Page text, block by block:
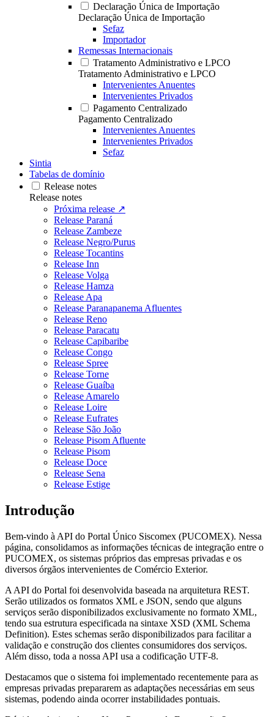
Declaração Única de Importação
Declaração Única de Importação
Sefaz
Importador
Remessas Internacionais
Tratamento Administrativo e LPCO
Tratamento Administrativo e LPCO
Intervenientes Anuentes
Intervenientes Privados
Pagamento Centralizado
Pagamento Centralizado
Intervenientes Anuentes
Intervenientes Privados
Sefaz
Sintia
Tabelas de domínio
Release notes
Release notes
Próxima release ↗
Release Paraná
Release Zambeze
Release Negro/Purus
Release Tocantins
Release Inn
Release Volga
Release Hamza
Release Apa
Release Paranapanema Afluentes
Release Reno
Release Paracatu
Release Capibaribe
Release Congo
Release Spree
Release Torne
Release Guaíba
Release Amarelo
Release Loire
Release Eufrates
Release São João
Release Pisom Afluente
Release Pisom
Release Doce
Release Sena
Release Estige
Introdução
Bem-vindo à API do Portal Único Siscomex (PUCOMEX). Nessa
página, consolidamos as informações técnicas de integração entre o
PUCOMEX, os sistemas próprios das empresas privadas e os
diversos órgãos intervenientes de Comércio Exterior.
A API do Portal foi desenvolvida baseada na arquitetura REST.
Serão utilizados os formatos XML e JSON, sendo que alguns
serviços serão disponibilizados exclusivamente no formato XML,
tendo sua estrutura especificada na sintaxe XSD (XML Schema
Definition). Estes schemas serão disponibilizados para facilitar a
validação e construção dos clientes consumidores dos serviços.
Além disso, toda a nossa API usa a codificação UTF-8.
Destacamos que o sistema foi implementado recentemente para as
empresas privadas prepararem as adaptações necessárias em seus
sistemas, podendo ainda ocorrer instabilidades pontuais.